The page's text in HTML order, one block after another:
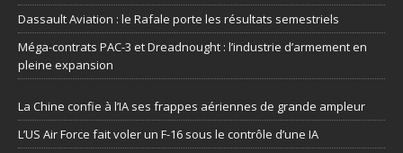
Dassault Aviation : le Rafale porte les résultats semestriels
Méga-contrats PAC-3 et Dreadnought : l’industrie d’armement en
pleine expansion
La Chine confie à l’IA ses frappes aériennes de grande ampleur
L’US Air Force fait voler un F-16 sous le contrôle d’une IA